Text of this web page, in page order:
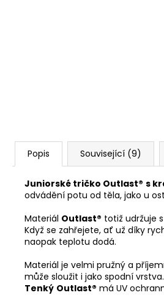
Popis Související (9)
Juniorské tričko Outlast® s
odvádění potu od těla, jako u
Materiál Outlast® totiž udržuje
Když se zahřejete, ať už díky
naopak teplotu dodá.
Materiál je velmi pružný a
může sloužit i jako spodní vrstva.
Tenký Outlast® má UV